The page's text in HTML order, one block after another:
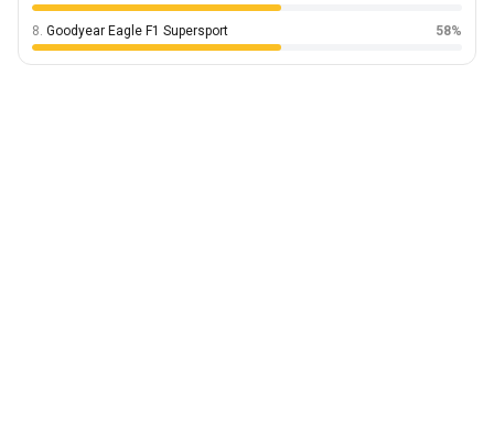
8. Goodyear Eagle F1 Supersport 58%